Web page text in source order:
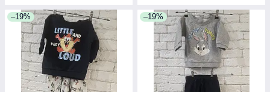
–19% –19%